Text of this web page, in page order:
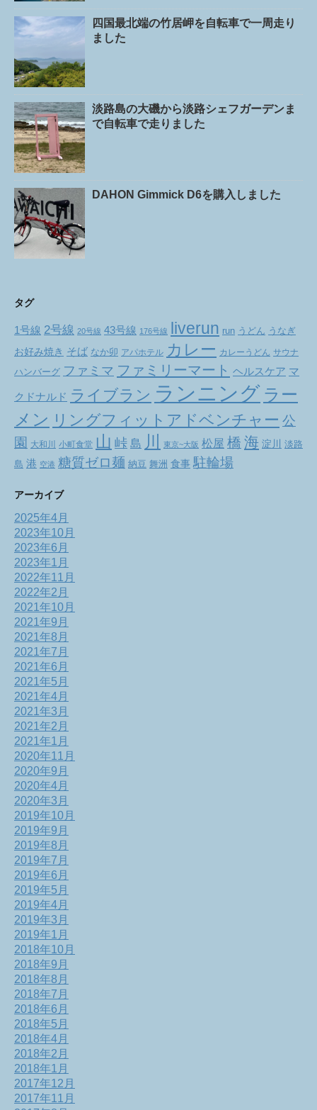
四国最北端の竹居岬を自転車で一周走り
ました
淡路島の大磯から淡路シェフガーデンま
で自転車で走りました
DAHON Gimmick D6を購入しました
タグ
1号線 2号線 20号線 43号線 176号線 liverun run うどん うなぎ
お好み焼き そば なか卯 アパホテル カレー カレーうどん サウナ
ハンバーグ ファミマ ファミリーマート ヘルスケア マ
クドナルド ライブラン ランニング ラー
メン リングフィットアドベンチャー 公
園
大和川 小町食堂 山 峠 島 川 東京~大阪 松屋 橋 海 淀川
淡路
島 港 空港 糖質ゼロ麺 納豆 舞洲 食事 駐輪場
アーカイブ
2025年4月
2023年10月
2023年6月
2023年1月
2022年11月
2022年2月
2021年10月
2021年9月
2021年8月
2021年7月
2021年6月
2021年5月
2021年4月
2021年3月
2021年2月
2021年1月
2020年11月
2020年9月
2020年4月
2020年3月
2019年10月
2019年9月
2019年8月
2019年7月
2019年6月
2019年5月
2019年4月
2019年3月
2019年1月
2018年10月
2018年9月
2018年8月
2018年7月
2018年6月
2018年5月
2018年4月
2018年2月
2018年1月
2017年12月
2017年11月